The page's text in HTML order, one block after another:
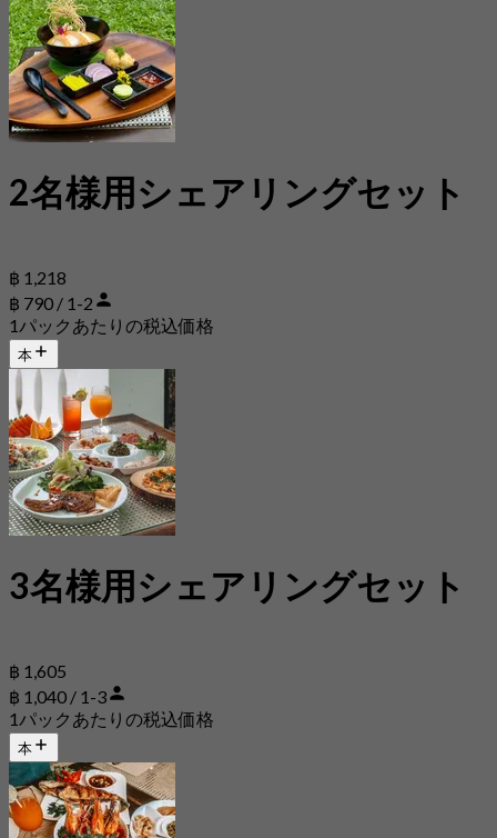
2名様用シェアリングセット
฿ 1,218
฿ 790 / 1-2
1パックあたりの税込価格
本
3名様用シェアリングセット
฿ 1,605
฿ 1,040 / 1-3
1パックあたりの税込価格
本